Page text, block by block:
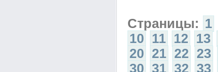
Страницы: 1
10 11 12 13
20 21 22 23
30 31 32 33